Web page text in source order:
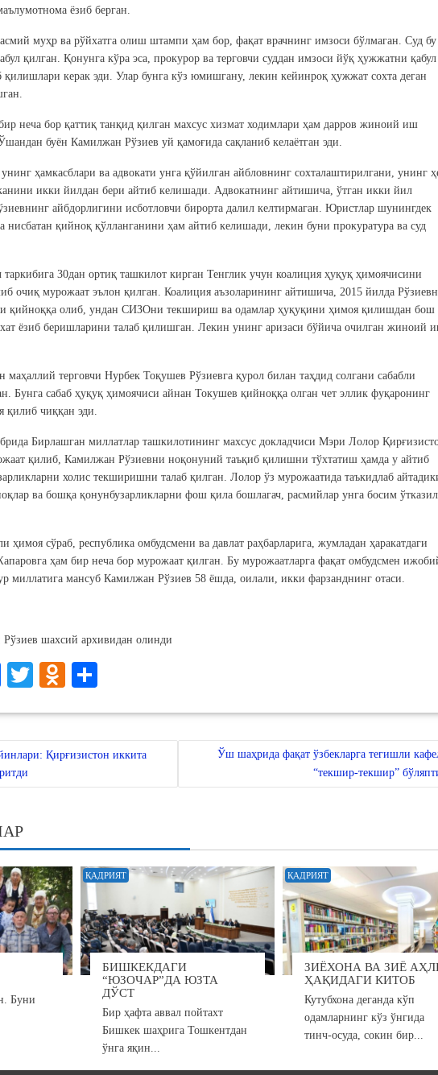
ёзиб берган.
муҳр ва рўйхатга олиш штампи ҳам бор, фақат врачнинг имзоси бўлмаган. Суд бу
қилган. Қонунга кўра эса, прокурор ва терговчи суддан имзоси йўқ ҳужжатни қабул
қилишлари керак эди. Улар бунга кўз юмишгану, лекин кейинроқ ҳужжат сохта деган
неча бор қаттиқ танқид қилган махсус хизмат ходимлари ҳам дарров жиноий иш
буён Камилжан Рўзиев уй қамоғида сақланиб келаётган эди.
ҳамкасблари ва адвокати унга қўйилган айбловнинг сохталаштирилгани, унинг
икки йилдан бери айтиб келишади. Адвокатнинг айтишича, ўтган икки йил
айбдорлигини исботловчи бирорта далил келтирмаган. Юристлар шунингдек
нисбатан қийноқ қўлланганини ҳам айтиб келишади, лекин буни прокуратура ва суд
таркибига 30дан ортиқ ташкилот кирган Тенглик учун коалиция ҳуқуқ ҳимоячисини
очиқ мурожаат эълон қилган. Коалиция аъзоларининг айтишича, 2015 йилда
қийноққа олиб, ундан СИЗОни текшириш ва одамлар ҳуқуқини ҳимоя қилишдан бош
ёзиб беришларини талаб қилишган. Лекин унинг аризаси бўйича очилган жиноий
маҳаллий терговчи Нурбек Тоқушев Рўзиевга қурол билан таҳдид солгани сабабли
Бунга сабаб ҳуқуқ ҳимоячиси айнан Токушев қийноққа олган чет эллик фуқаронинг
қилиб чиққан эди.
Бирлашган миллатлар ташкилотининг махсус докладчиси Мэри Лолор
қилиб, Камилжан Рўзиевни ноқонуний таъқиб қилишни тўхтатиш ҳамда у айтиб
холис текширишни талаб қилган. Лолор ўз мурожаатида таъкидлаб
ва бошқа қонунбузарликларни фош қила бошлагач, расмийлар унга босим
ҳимоя сўраб, республика омбудсмени ва давлат раҳбарларига, жумладан ҳаракатдаги
ҳам бир неча бор мурожаат қилган. Бу мурожаатларга фақат омбудсмен
миллатига мансуб Камилжан Рўзиев 58 ёшда, оилали, икки фарзанднинг отаси.
шахсий архивидан олинди
Fa
ok
T
r
O
la
Қирғизистон иккита
Ўш шаҳрида фақат ўзбекларга тегишли
“текшир-текшир”
Буни
ҚАДРИЯТ
БИШКЕКДАГИ
“ЮЗОЧАР”ДА ЮЗТА
ДЎСТ
Бир ҳафта аввал пойтахт
Бишкек шаҳрига Тошкентдан
ўнга яқин...
ҚАДРИЯТ
ЗИЁХОНА ВА ЗИЁ
ҲАҚИДАГИ КИТОБ
Кутубхона деганда кўп
одамларнинг кўз ўнгида
тинч-осуда, сокин бир...